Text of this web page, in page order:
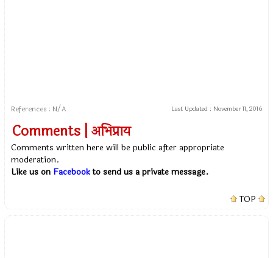
References : N/A Last Updated : November 11, 2016
Comments | अभिप्राय
Comments written here will be public after appropriate
moderation.
Like us on Facebookto send us a private message.
TOP